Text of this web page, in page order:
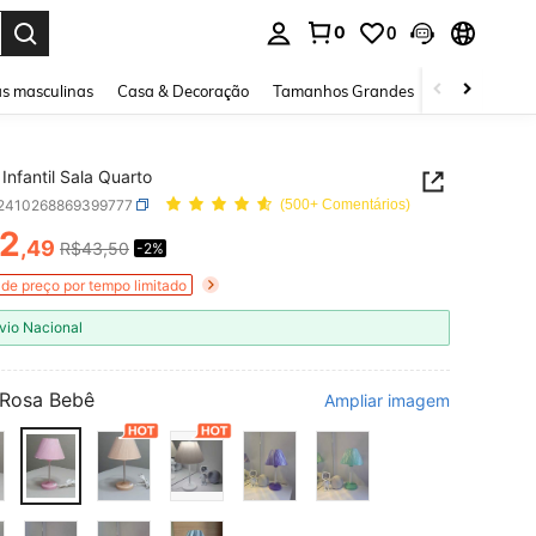
0 0
masculinas Casa & Decoração Tamanhos Grandes Joias e
Sala Quarto
(500+ Comentários)
AND AVAILABILITY
,49 R$43,50 -2%
preço por tempo limitado
Nacional
Rosa Bebê Ampliar imagem